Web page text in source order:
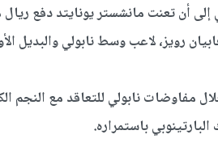
إلى أن تعنت مانشستر يونايتد دفع
رويز، لاعب وسط نابولي والبديل
مفاوضات نابولي للتعاقد مع
باستمراره.